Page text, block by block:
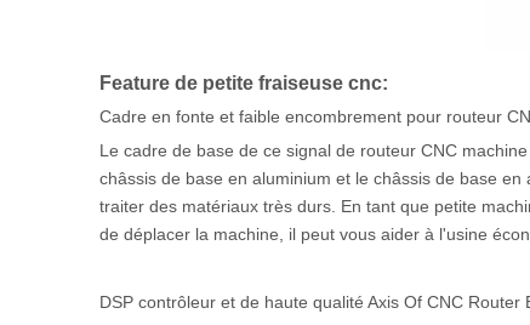
Feature de petite fraiseuse cnc:
Cadre en fonte et faible encombrement pour routeur
Le cadre de base de ce signal de routeur CNC
châssis de base en aluminium et le châssis de base
traiter des matériaux très durs. En tant que petite
de déplacer la machine, il peut vous aider à l'usine
DSP contrôleur et de haute qualité Axis Of CNC Router